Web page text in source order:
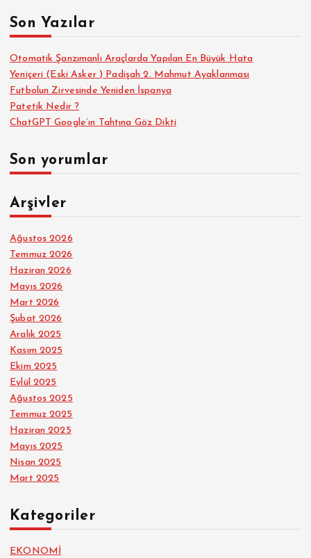
:Son Yazılar
Otomatik Şanzımanlı Araçlarda Yapılan En Büyük Hata
Yeniçeri (Eski Asker ) Padişah 2. Mahmut Ayaklanması
Futbolun Zirvesinde Yeniden İspanya
Patetik Nedir ?
ChatGPT Google’ın Tahtına Göz Dikti
Son yorumlar
Arşivler
Ağustos 2026
Temmuz 2026
Haziran 2026
Mayıs 2026
Mart 2026
Şubat 2026
Aralık 2025
Kasım 2025
Ekim 2025
Eylül 2025
Ağustos 2025
Temmuz 2025
Haziran 2025
Mayıs 2025
Nisan 2025
Mart 2025
Kategoriler
EKONOMİ